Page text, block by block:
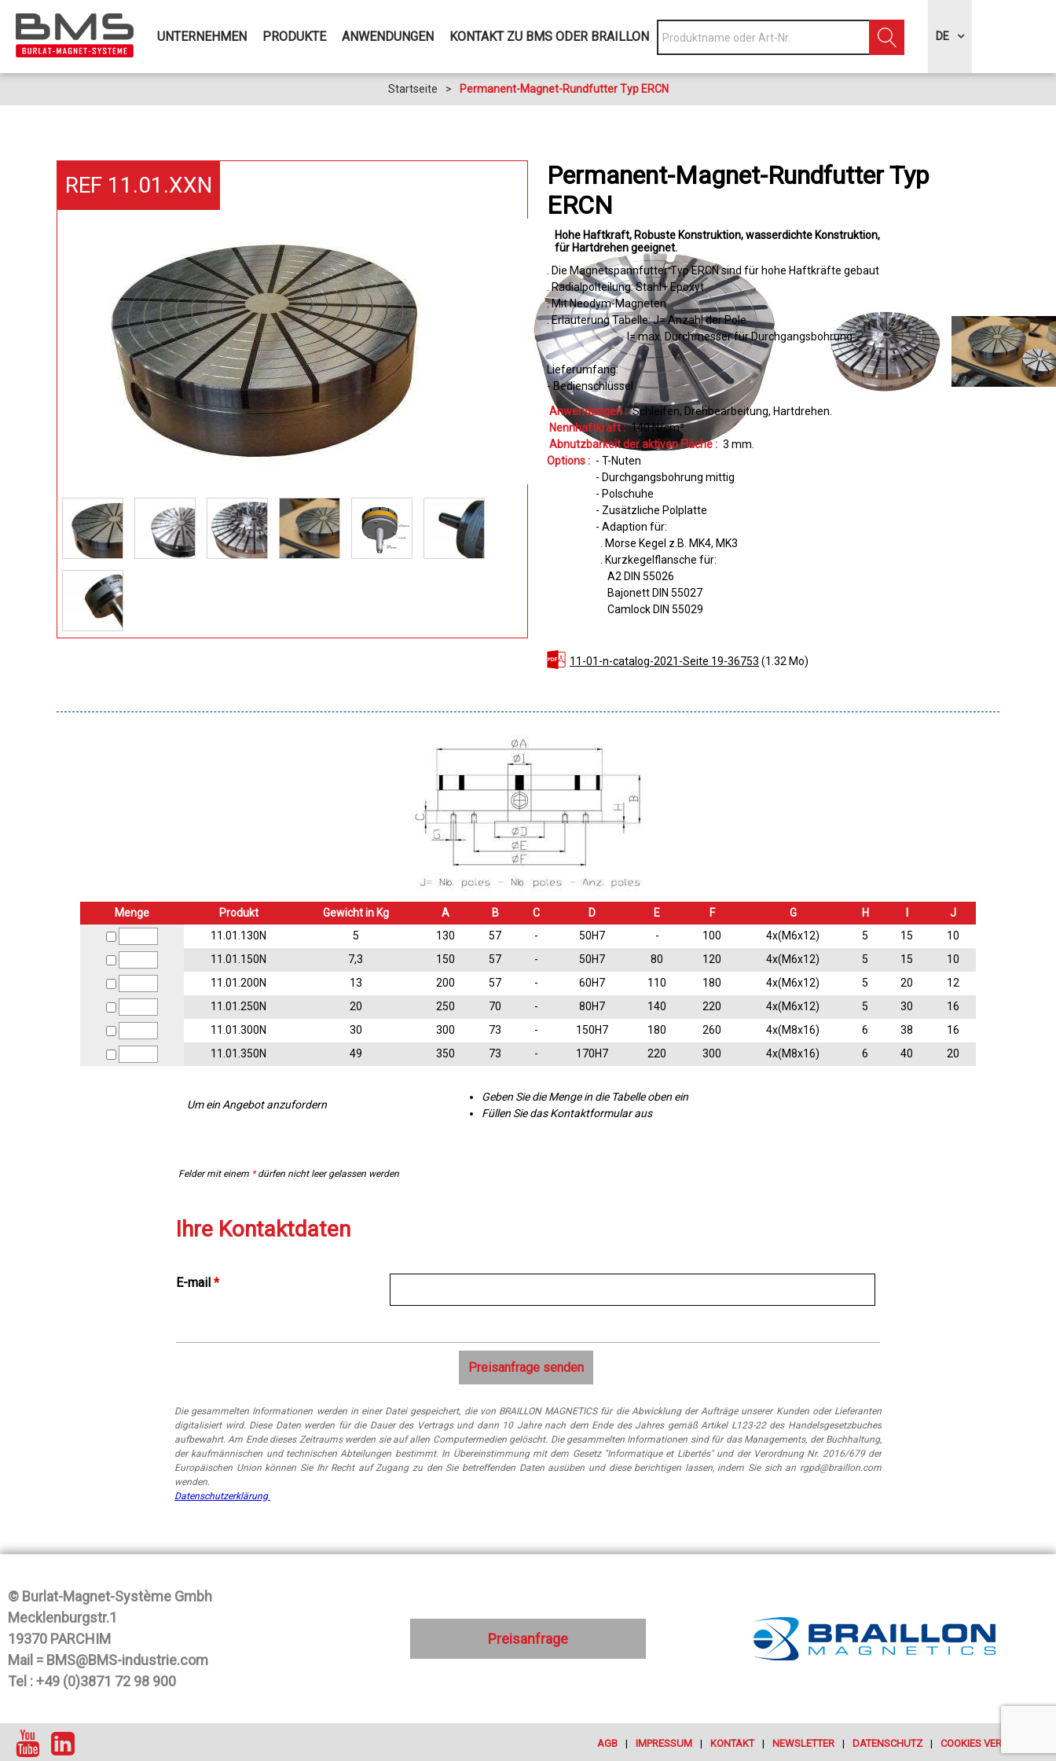
UNTERNEHMEN PRODUKTE ANWENDUNGEN KONTAKT ZU BMS ODER BRAILLON DE
Startseite > Permanent-Magnet-Rundfutter Typ ERCN
REF 11.01.XXN
Permanent-Magnet-Rundfutter Typ
ERCN
Hohe Haftkraft Robuste Konstruktion wasserdichte Konstruktion
für Hartdrehen geeignet
. Die Magnetspannfutter Typ ERCN sind für hohe Haftkräfte gebaut
. Radialpolteilung: Stahl+ Epoxyt
. Mit Neodym-Magneten
. Erläuterung Tabelle: J= Anzahl der Pole
I= max. Durchmesser für Durchgangsbohrung
Lieferumfang:
- Bedienschlüssel
Anwendungen : Schleifen Drehbearbeitung Hartdrehen
Nennhaftkraft : 140N/cm²
Abnutzbarkeit der aktiven Fläche : 3 mm
Options : - T-Nuten
- Durchgangsbohrung mittig
- Polschuhe
- Zusätzliche Polplatte
- Adaption für:
. Morse Kegel z.B. MK4, MK3
. Kurzkegelflansche für:
A2 DIN 55026
Bajonett DIN 55027
Camlock DIN 55029
11-01-n-catalog-2021-Seite 19-36753 (1.32 Mo)
Menge Produkt Gewicht in Kg A B C D E F G H
J
11.01.130N
5 130 57 - 50H7 - 100 4x(M6x12) 5 15
10
11.01.150N
7,3 150 57 - 50H7 80 120 4x(M6x12) 5 15
10
11.01.200N
13 200 57 - 60H7 110 180 4x(M6x12) 5 20
12
11.01.250N
20 250 70 - 80H7 140 220 4x(M6x12) 5 30
16
11.01.300N
30 300 73 - 150H7 180 260 4x(M8x16) 6 38
16
11.01.350N
49 350 73 - 170H7 220 300 4x(M8x16) 6 40 20
Um ein Angebot anzufordern
Geben Sie die Menge in die Tabelle oben ein
Füllen Sie das Kontaktformular aus
Felder mit einem *dürfen nicht leer gelassen werden
Ihre Kontaktdaten
E-mail *
Die gesammelten Informationen werden in einer Datei gespeichert, die von BRAILLON MAGNETICS für die Abwicklung der Aufträge unserer Kunden oder Lieferanten
digitalisiert wird. Diese Daten werden für die Dauer des Vertrags und dann 10 Jahre nach dem Ende des Jahres gemäß Artikel L123-22 des Handelsgesetzbuches
aufbewahrt. Am Ende dieses Zeitraums werden sie auf allen Computermedien gelöscht. Die gesammelten Informationen sind für das Managements, der Buchhaltung,
der kaufmännischen und technischen Abteilungen bestimmt. In Übereinstimmung mit dem Gesetz "Informatique et Libertés" und der Verordnung Nr. 2016/679 der
Europäischen Union können Sie Ihr Recht auf Zugang zu den Sie betreffenden Daten ausüben und diese berichtigen lassen, indem Sie sich an rgpd@braillon.com
wenden.
Datenschutzerklärung
© Burlat-Magnet-Système Gmbh
Mecklenburgstr.1
19370 PARCHIM
Mail = BMS@BMS-industrie.com
Tel : +49 (0)3871 72 98 900
Preisanfrage
AGB IMPRESSUM KONTAKT NEWSLETTER DATENSCHUTZ COOKIES VERWALTEN